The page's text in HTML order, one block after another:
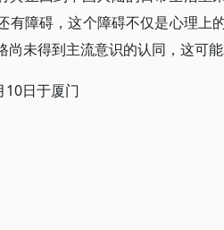
有障碍，这个障碍不仅是心理上
尚未得到主流意识的认同，这可
日于厦门